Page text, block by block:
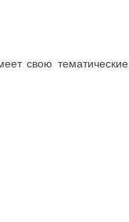
свою тематические